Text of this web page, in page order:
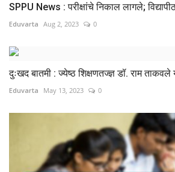
SPPU News : परीक्षांचे निकाल लागले;
Eduvarta Aug 2, 2023 0
दुःखद बातमी : ज्येष्ठ शिक्षणतज्ज्ञ डॉ. राम ताकवले
Eduvarta May 13, 2023 0